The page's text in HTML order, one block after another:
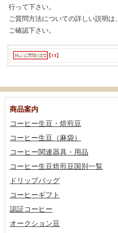
行って下さい。
ご質問方法についての詳しい説明は、
ご確認下さい。
商品案内
コーヒー生豆・焙煎豆
コーヒー生豆（麻袋）
コーヒー関連器具・用品
コーヒー生豆焙煎豆国別一覧
ドリップバッグ
コーヒーギフト
認証コーヒー
オークション豆